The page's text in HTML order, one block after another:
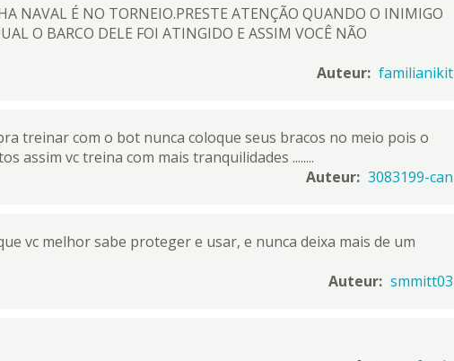
NAVAL É NO TORNEIO.PRESTE ATENÇÃO QUANDO O INIMIGO
O BARCO DELE FOI ATINGIDO E ASSIM VOCÊ NÃO
Auteur: familianikit
treinar com o bot nunca coloque seus bracos no meio pois o
assim vc treina com mais tranquilidades ........
Auteur: 3083199-can
vc melhor sabe proteger e usar, e nunca deixa mais de um
Auteur: smmitt03